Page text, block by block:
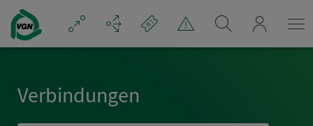
Navigation überspringen
Ver­bin­dungen